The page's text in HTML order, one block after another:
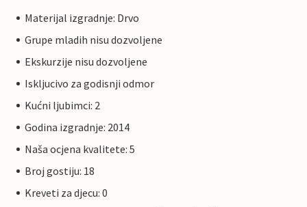
Materijal izgradnje: Drvo
Grupe mladih nisu dozvoljene
Ekskurzije nisu dozvoljene
Iskljucivo za godisnji odmor
Kućni ljubimci: 2
Godina izgradnje: 2014
Naša ocjena kvalitete: 5
Broj gostiju: 18
Kreveti za djecu: 0